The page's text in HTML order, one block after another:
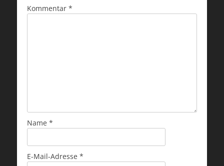
Kommentar *
Name *
E-Mail-Adresse *